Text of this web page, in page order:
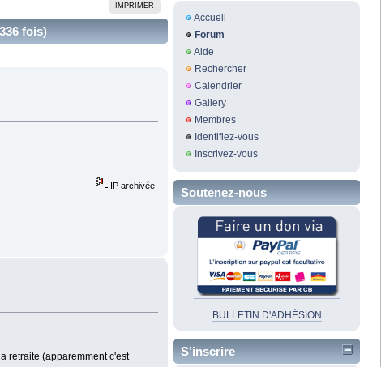
IMPRIMER
fois)
IP archivée
retraite (apparemment c'est
Accueil
Forum
Aide
Rechercher
Calendrier
Gallery
Membres
Identifiez-vous
Inscrivez-vous
Soutenez-nous
BULLETIN D'ADHÉSION
S'inscrire